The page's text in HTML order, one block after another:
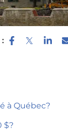
à Québec?
$?